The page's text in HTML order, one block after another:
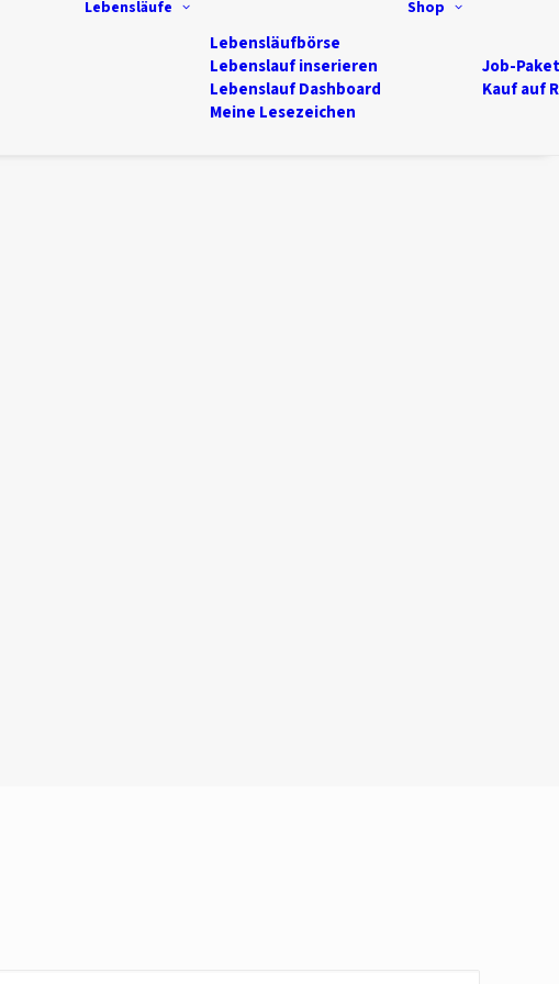
Lebensläufe
Lebensläufbörse
Lebenslauf inserieren
Lebenslauf Dashboard
Meine Lesezeichen
Shop
Job-
Kauf auf